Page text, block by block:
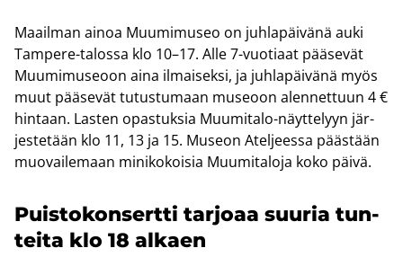
Maa­il­man ainoa Muu­mi­museo on juh­la­päi­vä­nä auki
Tampere-​talossa klo 10–17. Alle 7-​vuotiaat pää­se­vät
Muu­mi­museoon aina il­mai­sek­si, ja juh­la­päi­vä­nä myös
muut pää­se­vät tu­tus­tu­maan museoon alen­net­tuun 4 €
hin­taan. Las­ten opas­tuk­sia Muumitalo-​näyttelyyn jär­
jes­te­tään klo 11, 13 ja 15. Museon Atel­jees­sa pääs­tään
muo­vai­le­maan mi­ni­ko­koi­sia Muu­mi­ta­lo­ja koko päivä.
Puis­to­kon­sert­ti tar­jo­aa suu­ria tun­
tei­ta klo 18 al­kaen